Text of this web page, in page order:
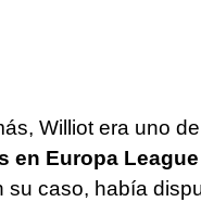
Williot era uno
en Europa League
su caso, había